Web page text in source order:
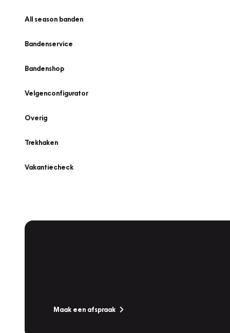
All season banden
Bandenservice
Bandenshop
Velgenconfigurator
Overig
Trekhaken
Vakantiecheck
Maak een afspraak